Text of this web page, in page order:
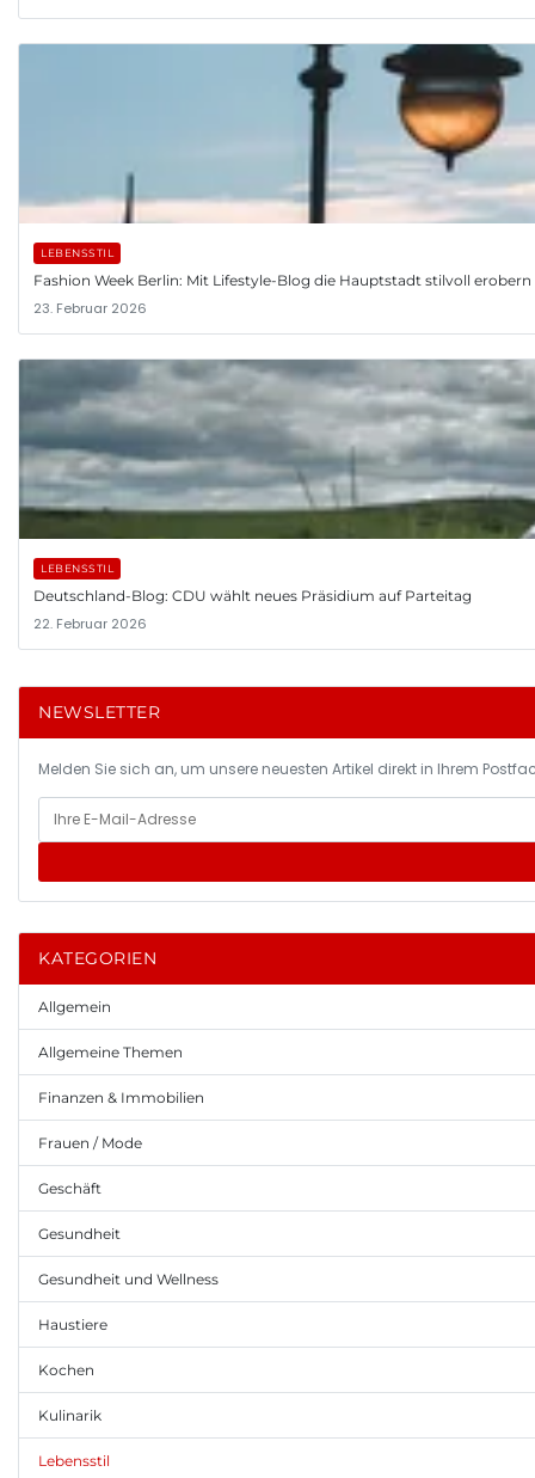
LEBENSSTIL
Fashion Week Berlin: Mit Lifestyle-Blog die Hauptstadt stilvoll erobern
23. Februar 2026
LEBENSSTIL
Deutschland-Blog: CDU wählt neues Präsidium auf Parteitag
22. Februar 2026
NEWSLETTER
Melden Sie sich an, um unsere neuesten Artikel direkt in Ihrem
KATEGORIEN
Allgemein
Allgemeine Themen
Finanzen & Immobilien
Frauen / Mode
Geschäft
Gesundheit
Gesundheit und Wellness
Haustiere
Kochen
Kulinarik
Lebensstil